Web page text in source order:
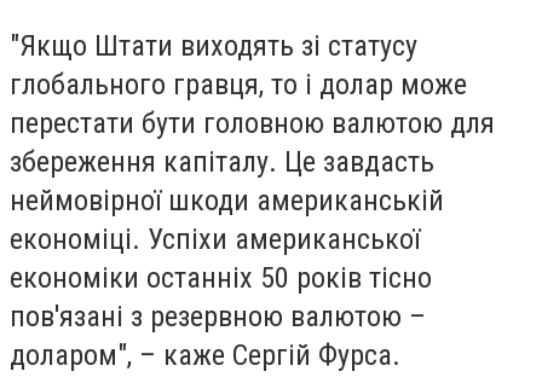
"Якщо Штати виходять зі статусу
глобального гравця, то і долар може
перестати бути головною валютою для
збереження капіталу. Це завдасть
неймовірної шкоди американській
економіці. Успіхи американської
економіки останніх 50 років тісно
пов'язані з резервною валютою –
доларом", – каже Сергій Фурса.